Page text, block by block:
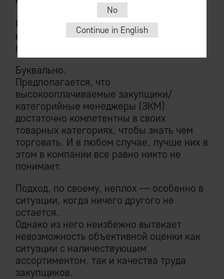
Среди участников рынка базовый подход
к формированию АМ — как Бог на душу
положит.
Буквально.
Предполагается, что
высокооплачиваемые закупщики/
категорийные менеджеры (ЗКМ)
достаточно компетентны в своих
товарных категориях, чтобы знать чем
торговать. И в любом случае, лучше них в
этом в компании все равно никто не
понимает.
Подход, по своему, неплох — особенно в
ситуации, когда ничего другого не
остается.
Однако из него неизбежно вытекает
невозможность объективной оценки как
ситуации с наличествующим
ассортиментом, так и качества труда
закупщиков.
No
Continue in English